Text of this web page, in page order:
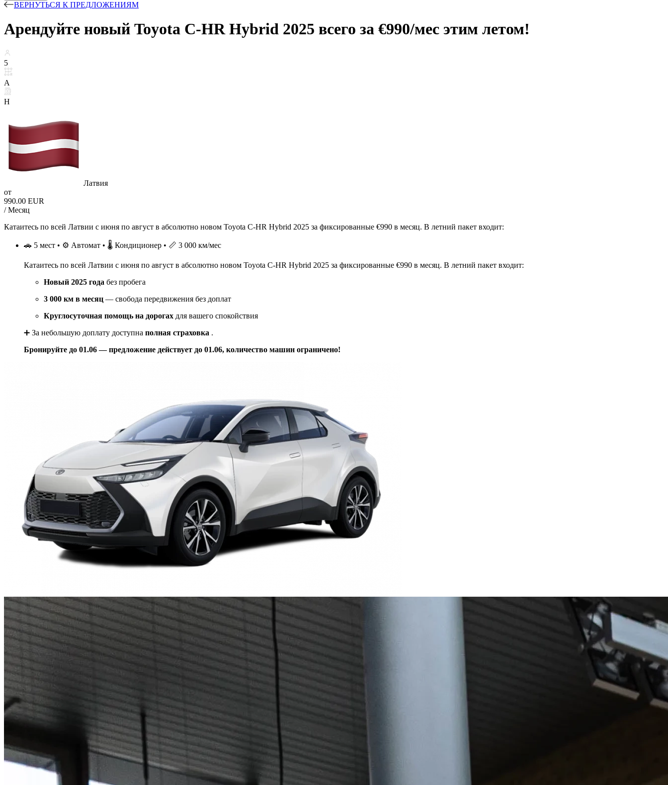
ВЕРНУТЬСЯ К ПРЕДЛОЖЕНИЯМ
Арендуйте новый Toyota C-HR Hybrid 2025 всего за €990/мес этим летом!
5
A
H
Латвия
от
990.00 EUR
/ Месяц
Катаитесь по всей Латвии с июня по август в абсолютно новом Toyota C-HR Hybrid 2025 за фиксированные €990 в месяц. В летний пакет входит:
🚗 5 мест • ⚙️ Автомат • 🌡️ Кондиционер • 📏 3 000 км/мес
Катаитесь по всей Латвии с июня по август в абсолютно новом Toyota C-HR Hybrid 2025 за фиксированные €990 в месяц. В летний пакет входит:
Новый 2025 года без пробега
3 000 км в месяц — свобода передвижения без доплат
Круглосуточная помощь на дорогах для вашего спокойствия
➕ За небольшую доплату доступна полная страховка .
Бронируйте до 01.06— предложение действует до 01.06, количество машин ограничено!